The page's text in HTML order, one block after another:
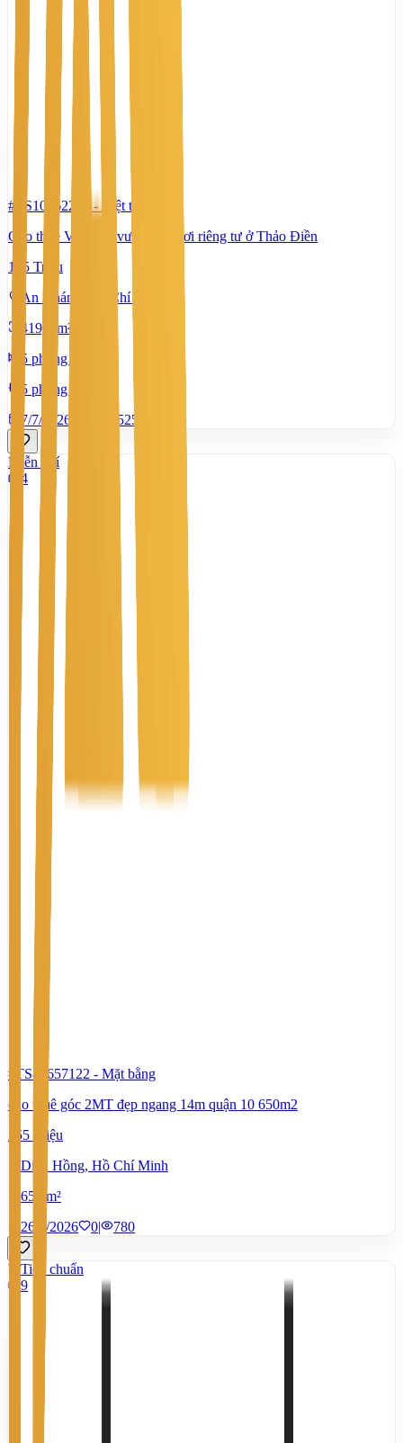
#TS10662288 - Biệt thự
Cho thuê Villa sân vườn - hồ bơi riêng tư ở Thảo Điền
105 Triệu
An Khánh, Hồ Chí Minh
419,8 m²
5 phòng ngủ
5 phòng tắm
7/7/2026
1.525
Miễn phí
4
#TS80657122 - Mặt bằng
cho thuê góc 2MT đẹp ngang 14m quận 10 650m2
255 Triệu
Diên Hồng, Hồ Chí Minh
650 m²
26/7/2026
0| 780
Tiêu chuẩn
9